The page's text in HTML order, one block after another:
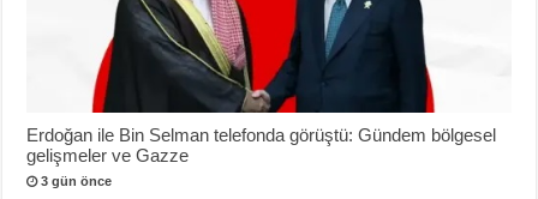
Erdoğan ile Bin Selman telefonda görüştü: Gündem bölgesel
gelişmeler ve Gazze
3 gün önce